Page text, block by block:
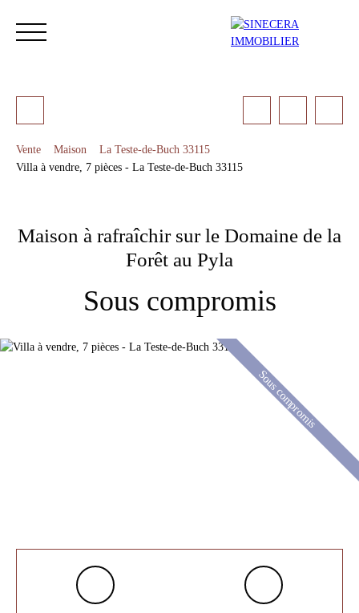
Estimation
Vente Maison
La Teste-de-Buch 33115
Villa à vendre, 7 pièces - La Teste-de-Buch 33115
Maison à rafraîchir sur le Domaine de la
Forêt au Pyla
Sous compromis
Sous compromis